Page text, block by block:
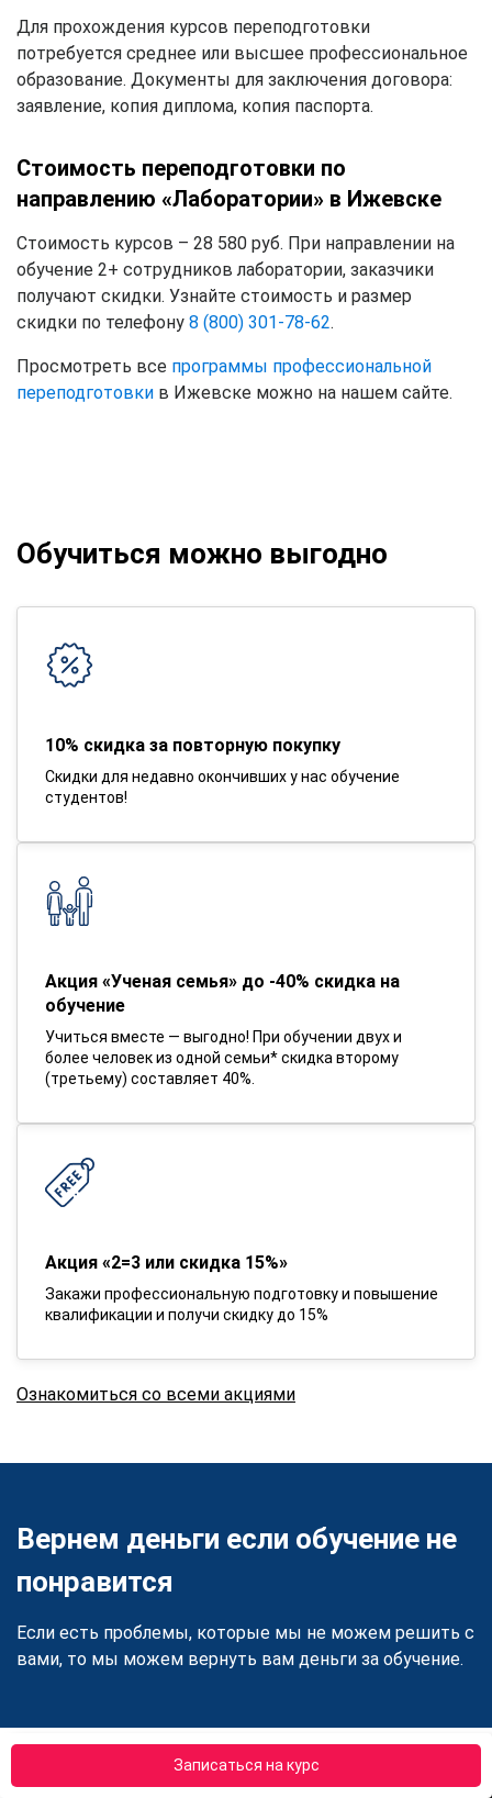
Записаться на курс
Для прохождения курсов переподготовки
потребуется среднее или высшее профессиональное
образование. Документы для заключения договора:
заявление, копия диплома, копия паспорта.
Стоимость переподготовки по
направлению «Лаборатории» в Ижевске
Стоимость курсов – 28 580 руб. При направлении на
обучение 2+ сотрудников лаборатории, заказчики
получают скидки. Узнайте стоимость и размер
скидки по телефону 8 (800) 301-78-62.
Просмотреть все программы профессиональной
переподготовки в Ижевске можно на нашем сайте.
Обучиться можно выгодно
10% скидка за повторную покупку
Скидки для недавно окончивших у нас обучение
студентов!
Акция «Ученая семья» до -40% скидка на
обучение
Учиться вместе — выгодно! При обучении двух и
более человек из одной семьи* скидка второму
(третьему) составляет 40%.
Акция «2=3 или скидка 15%»
Закажи профессиональную подготовку и повышение
квалификации и получи скидку до 15%
Ознакомиться со всеми акциями
Вернем деньги если обучение не
понравится
Если есть проблемы, которые мы не можем решить с
вами, то мы можем вернуть вам деньги за обучение.